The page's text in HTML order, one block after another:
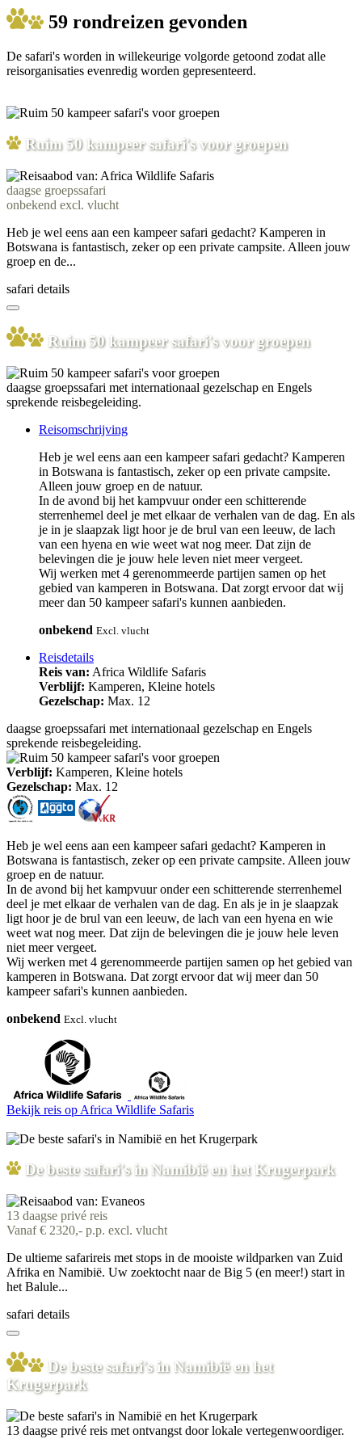
59 rondreizen gevonden
De safari's worden in willekeurige volgorde getoond zodat alle
reisorganisaties evenredig worden gepresenteerd.
Ruim 50 kampeer safari's voor groepen
daagse groepssafari
onbekend excl. vlucht
Heb je wel eens aan een kampeer safari gedacht? Kamperen in
Botswana is fantastisch, zeker op een private campsite. Alleen jouw
groep en de...
safari details
Ruim 50 kampeer safari's voor groepen
daagse groepssafari met internationaal gezelschap en Engels
sprekende reisbegeleiding.
Reisomschrijving
Heb je wel eens aan een kampeer safari gedacht? Kamperen
in Botswana is fantastisch, zeker op een private campsite.
Alleen jouw groep en de natuur.
In de avond bij het kampvuur onder een schitterende
sterrenhemel deel je met elkaar de verhalen van de dag. En als
je in je slaapzak ligt hoor je de brul van een leeuw, de lach
van een hyena en wie weet wat nog meer. Dat zijn de
belevingen die je jouw hele leven niet meer vergeet.
Wij werken met 4 gerenommeerde partijen samen op het
gebied van kamperen in Botswana. Dat zorgt ervoor dat wij
meer dan 50 kampeer safari's kunnen aanbieden.
onbekend Excl. vlucht
Reisdetails
Reis van: Africa Wildlife Safaris
Verblijf: Kamperen, Kleine hotels
Gezelschap: Max. 12
daagse groepssafari met internationaal gezelschap en Engels
sprekende reisbegeleiding.
Verblijf: Kamperen, Kleine hotels
Gezelschap: Max. 12
Heb je wel eens aan een kampeer safari gedacht? Kamperen in
Botswana is fantastisch, zeker op een private campsite. Alleen jouw
groep en de natuur.
In de avond bij het kampvuur onder een schitterende sterrenhemel
deel je met elkaar de verhalen van de dag. En als je in je slaapzak
ligt hoor je de brul van een leeuw, de lach van een hyena en wie
weet wat nog meer. Dat zijn de belevingen die je jouw hele leven
niet meer vergeet.
Wij werken met 4 gerenommeerde partijen samen op het gebied van
kamperen in Botswana. Dat zorgt ervoor dat wij meer dan 50
kampeer safari's kunnen aanbieden.
onbekend Excl. vlucht
Bekijk reis op Africa Wildlife Safaris
De beste safari's in Namibië en het Krugerpark
13 daagse privé reis
Vanaf € 2320,- p.p. excl. vlucht
De ultieme safarireis met stops in de mooiste wildparken van Zuid
Afrika en Namibië. Uw zoektocht naar de Big 5 (en meer!) start in
het Balule...
safari details
De beste safari's in Namibië en het
Krugerpark
13 daagse privé reis met ontvangst door lokale vertegenwoordiger.